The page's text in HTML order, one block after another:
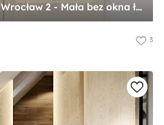
Mieszkanie deweloperskie Wrocław 2 - Mała bez okna łazienka, styl nowoczesny - zdjęcie od Gentleman's House
3